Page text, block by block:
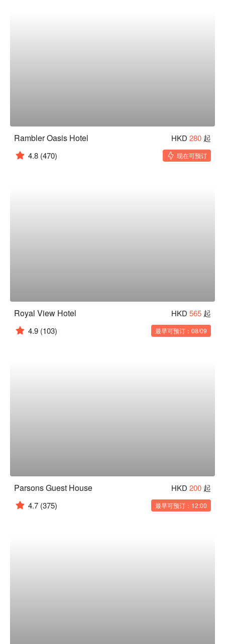
Rambler Oasis Hotel HKD 280 起
4.8 (470) 现在可预订
Royal View Hotel HKD 565 起
4.9 (103) 最早可预订：08/09
Parsons Guest House HKD 200 起
4.7 (375) 最早可预订：12:00